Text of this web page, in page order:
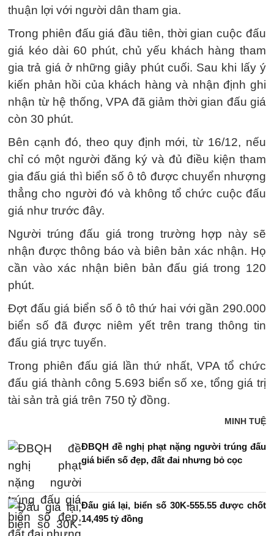
thuận lợi với người dân tham gia.
Trong phiên đấu giá đầu tiên, thời gian cuộc đấu
giá kéo dài 60 phút, chủ yếu khách hàng tham
gia trả giá ở những giây phút cuối. Sau khi lấy ý
kiến phản hồi của khách hàng và nhận định ghi
nhận từ hệ thống, VPA đã giảm thời gian đấu giá
còn 30 phút.
Bên cạnh đó, theo quy định mới, từ 16/12, nếu
chỉ có một người đăng ký và đủ điều kiện tham
gia đấu giá thì biển số ô tô được chuyển nhượng
thẳng cho người đó và không tổ chức cuộc đấu
giá như trước đây.
Người trúng đấu giá trong trường hợp này sẽ
nhận được thông báo và biên bản xác nhận. Họ
cần vào xác nhận biên bản đấu giá trong 120
phút.
Đợt đấu giá biển số ô tô thứ hai với gần 290.000
biển số đã được niêm yết trên trang thông tin
đấu giá trực tuyến.
Trong phiên đấu giá lần thứ nhất, VPA tổ chức
đấu giá thành công 5.693 biển số xe, tổng giá trị
tài sản trả giá trên 750 tỷ đồng.
MINH TUỆ
ĐBQH đề nghị phạt nặng người trúng đấu
giá biển số đẹp, đất đai nhưng bỏ cọc
Đấu giá lại, biển số 30K-555.55 được chốt
14,495 tỷ đồng